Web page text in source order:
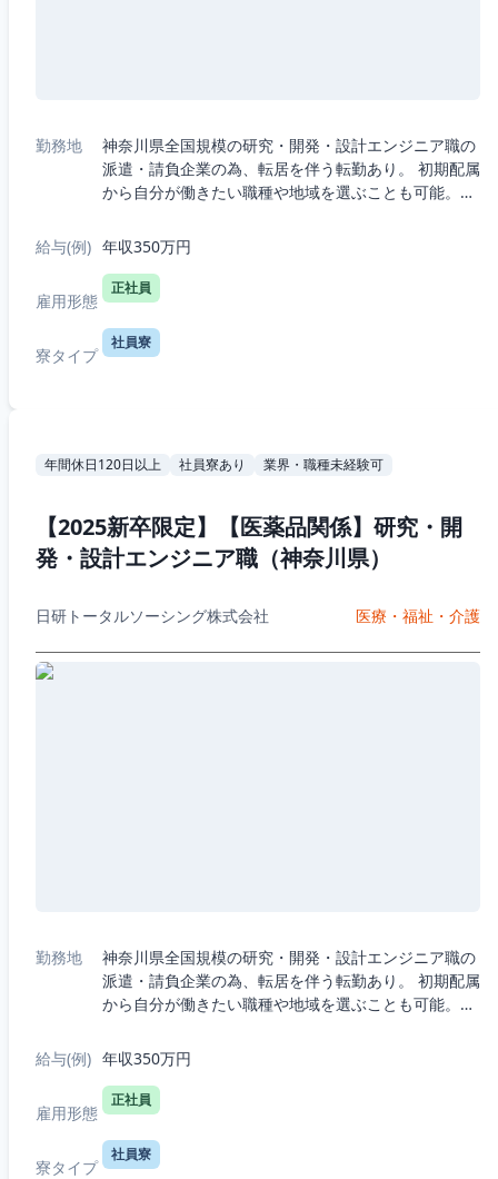
勤務地
神奈川県全国規模の研究・開発・設計エンジニア職の
派遣・請負企業の為、転居を伴う転勤あり。 初期配属
から自分が働きたい職種や地域を選ぶことも可能。・
R&D（化学生物系）・7つの勤務エリ...
給与(例) 年収350万円
雇用形態
正社員
寮タイプ
社員寮
年間休日120日以上 社員寮あり 業界・職種未経験可
【2025新卒限定】【医薬品関係】研究・開
発・設計エンジニア職（神奈川県）
日研トータルソーシング株式会社 医療・福祉・介護
勤務地
神奈川県全国規模の研究・開発・設計エンジニア職の
派遣・請負企業の為、転居を伴う転勤あり。 初期配属
から自分が働きたい職種や地域を選ぶことも可能。・
R&D（化学生物系）・7つの勤務エリ...
給与(例) 年収350万円
雇用形態
正社員
寮タイプ
社員寮